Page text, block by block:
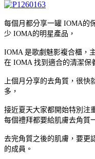
每個月都分享一罐 IOMA的
少 IOMA的明星產品，
IOMA 是歌劇魅影複合櫃，
在 IOMA 找到適合的清潔保
上個月分享的去角質，很
多，
接近夏天大家都開始特別注
每個禮拜都要給肌膚去角質
去完角質之後的肌膚，要更
的成員。